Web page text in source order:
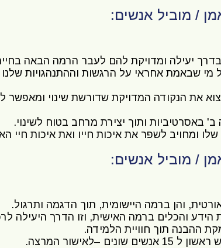
/ מוביל אנשים:
יעילה ומדויקת להם לעבר הרמה הבאה
מי שבאמת אחראי על הרגשות וההתנהגויות
את הנקודה המדויקת שדורשת שינוי
ותוך יצירת מרחב בטוח לשינוי.
/ מוביל אנשים:
והן ברמה היישומית, תוך הדגמה ותרגול.
והכלים ברמה האישית, וזו הדרך היעילה
ההבנה תוך חוויית הלמידה.